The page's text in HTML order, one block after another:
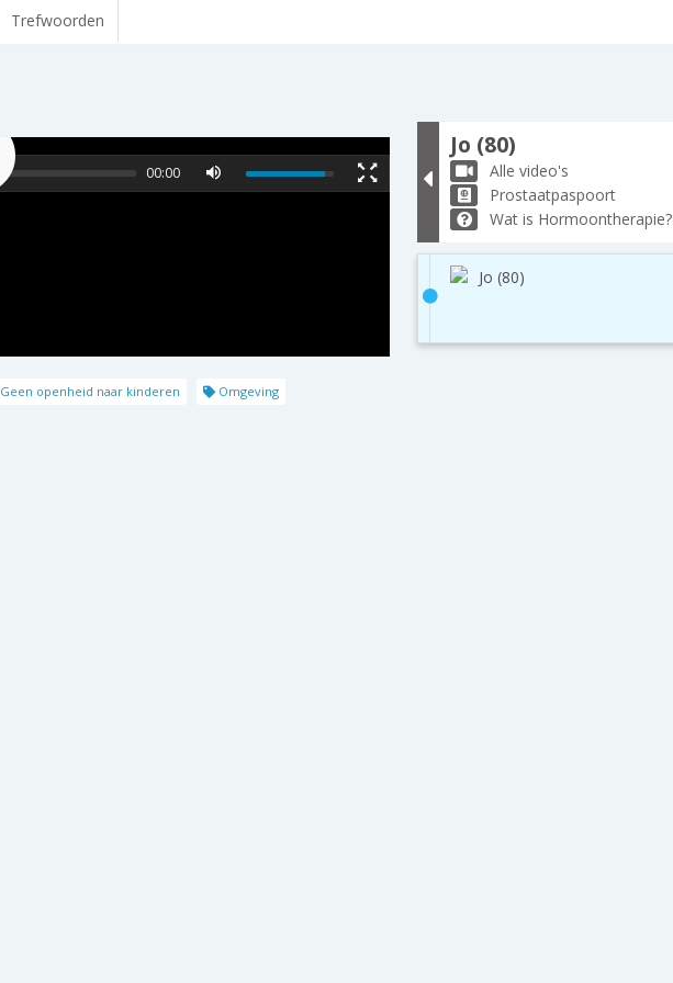
Trefwoorden
00:00
Geen openheid naar kinderen
Omgeving
Jo (80)
Alle video's
Prostaatpaspoort
Wat is Hormoontherapie?
Jo (80)